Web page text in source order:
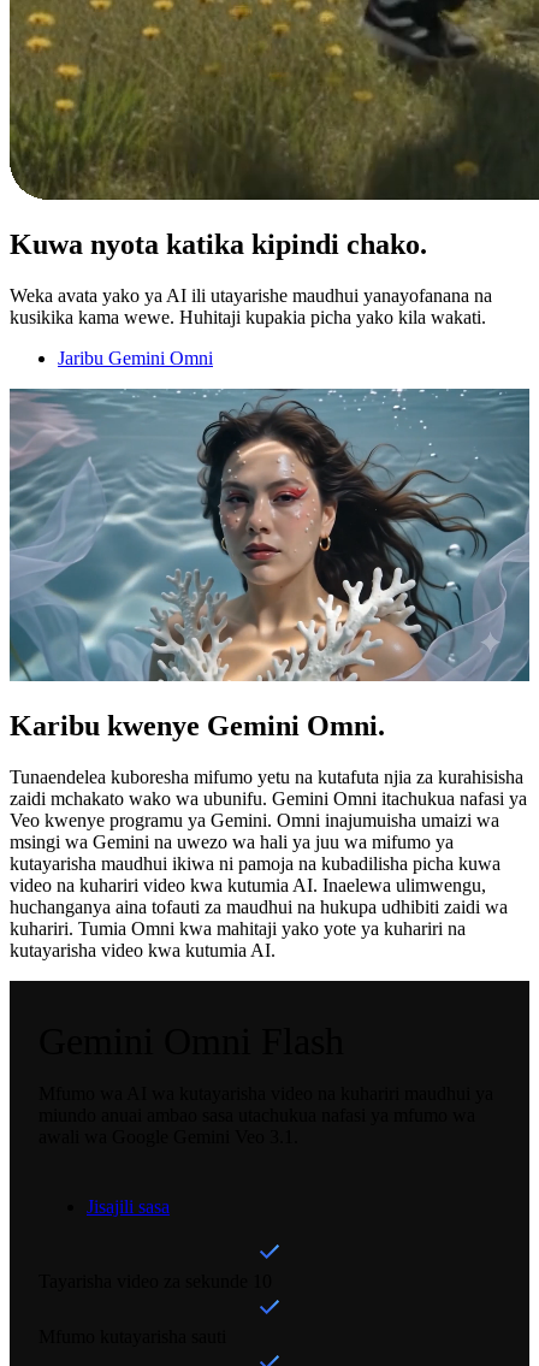
Kuwa nyota katika kipindi chako.
Weka avata yako ya AI ili utayarishe maudhui yanayofanana na
kusikika kama wewe. Huhitaji kupakia picha yako kila wakati.
Jaribu Gemini Omni
Karibu kwenye Gemini Omni.
Tunaendelea kuboresha mifumo yetu na kutafuta njia za kurahisisha
zaidi mchakato wako wa ubunifu. Gemini Omni itachukua nafasi ya
Veo kwenye programu ya Gemini. Omni inajumuisha umaizi wa
msingi wa Gemini na uwezo wa hali ya juu wa mifumo ya
kutayarisha maudhui ikiwa ni pamoja na kubadilisha picha kuwa
video na kuhariri video kwa kutumia AI. Inaelewa ulimwengu,
huchanganya aina tofauti za maudhui na hukupa udhibiti zaidi wa
kuhariri. Tumia Omni kwa mahitaji yako yote ya kuhariri na
kutayarisha video kwa kutumia AI.
Jisajili sasa